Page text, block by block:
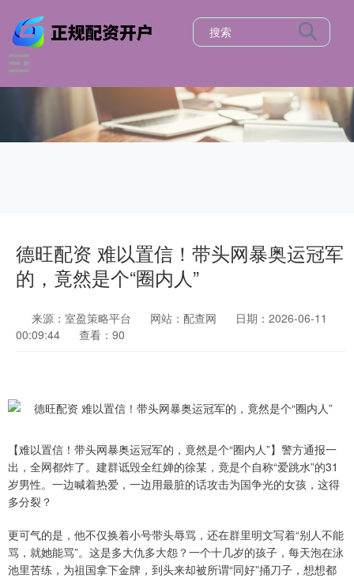
德旺配资 难以置信！带头网暴奥运冠军
的，竟然是个“圈内人”
来源：室盈策略平台 网站：配查网
日期：2026-06-11
00:09:44
查看：90
【难以置信！带头网暴奥运冠军的，竟然是个“圈内人”】警方通报一
出，全网都炸了。建群诋毁全红婵的徐某，竟是个自称“爱跳水”的31
岁男性。一边喊着热爱，一边用最脏的话攻击为国争光的女孩，这得
多分裂？
更可气的是，他不仅换着小号带头辱骂，还在群里明文写着“别人不能
骂，就她能骂”。这是多大仇多大怨？一个十几岁的孩子，每天泡在泳
池里苦练，为祖国拿下金牌，到头来却被所谓“同好”捅刀子，想想都